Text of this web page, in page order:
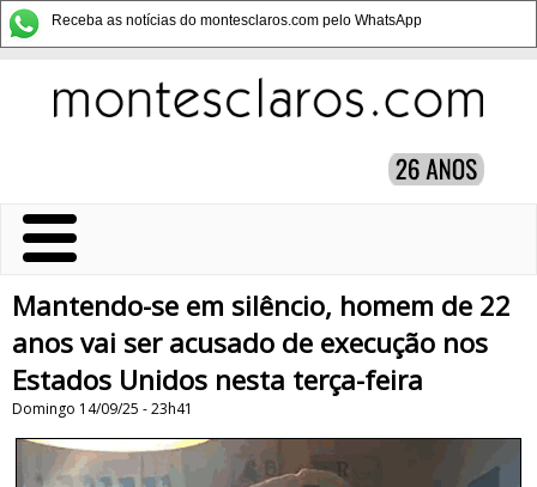
Receba as notícias do montesclaros.com pelo WhatsApp
Mantendo-se em silêncio, homem de 22
anos vai ser acusado de execução nos
Estados Unidos nesta terça-feira
Domingo 14/09/25 - 23h41